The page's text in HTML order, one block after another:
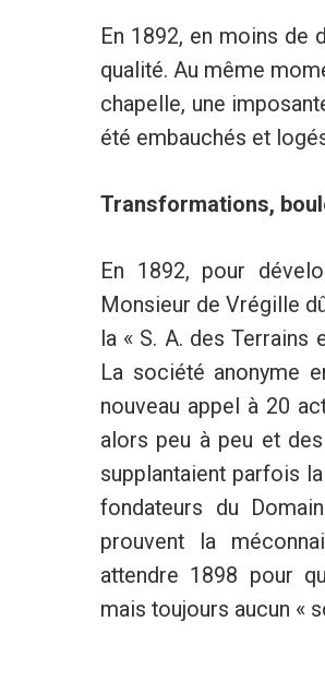
En 1892, en moins de
qualité. Au même
chapelle, une
été embauchés et
Transformations,
En 1892, pour
Monsieur de Vrégille
la « S. A. des
La société anonyme
nouveau appel à 20
alors peu à peu et
supplantaient parfois
fondateurs du
prouvent la
attendre 1898 pour
mais toujours aucun «